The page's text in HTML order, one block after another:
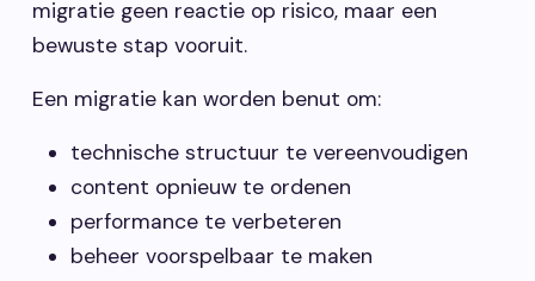
migratie geen reactie op risico, maar een
bewuste stap vooruit.
Een migratie kan worden benut om:
technische structuur te vereenvoudigen
content opnieuw te ordenen
performance te verbeteren
beheer voorspelbaar te maken